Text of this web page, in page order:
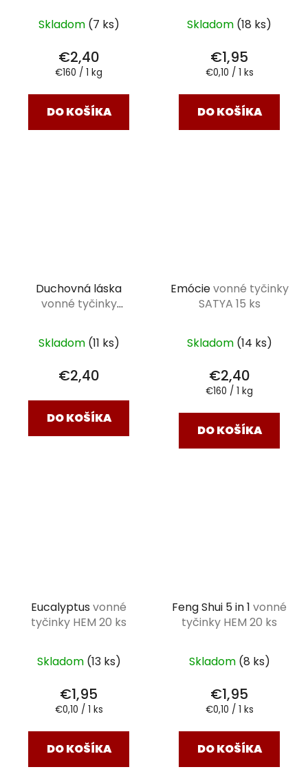
Skladom (7 ks)
€2,40
Jednotková
€160 / 1 kg
DO KOŠÍKA
Skladom (18 ks)
€1,95
Jednotková
€0,10 / 1 ks
DO KOŠÍKA
Duchovná láska
vonné tyčinky
Skladom (11 ks)
€2,40
DO KOŠÍKA
Emócievonné tyčinky
SATYA 15 ks
Skladom (14 ks)
€2,40
Jednotková
€160 / 1 kg
DO KOŠÍKA
Eucalyptus vonné
tyčinky HEM 20 ks
Skladom (13 ks)
€1,95
Jednotková
€0,10 / 1 ks
DO KOŠÍKA
Feng Shui 5 in 1 vonné
tyčinky HEM 20 ks
Skladom (8 ks)
€1,95
Jednotková
€0,10 / 1 ks
DO KOŠÍKA